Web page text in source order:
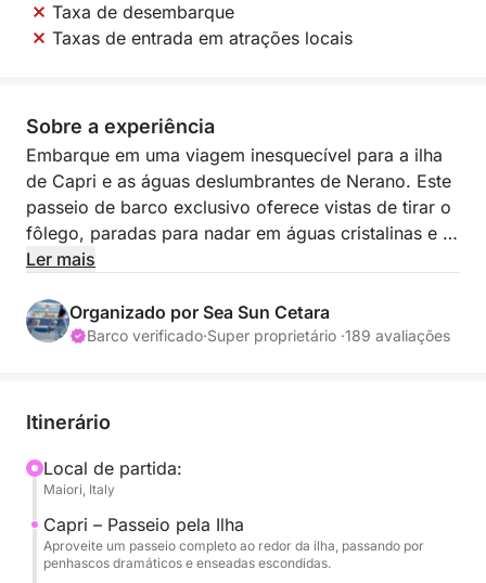
Taxa de desembarque
Taxas de entrada em atrações locais
Sobre a experiência
Embarque em uma viagem inesquecível para a ilha
de Capri e as águas deslumbrantes de Nerano. Este
passeio de barco exclusivo oferece vistas de tirar o
fôlego, paradas para nadar em águas cristalinas e a
liberdade de explorar no seu próprio ritmo. Quer
nadar sob o icônico Faraglioni ou desfrutar de um
almoço à beira-mar em Nerano, este passeio é a
litoral, absorvendo vistas espetaculares. O passeio
inclui um circuito completo pela ilha, com paradas
na Gruta Branca e na Gruta Verde — duas
maravilhas naturais com águas vibrantes, perfeitas
para fotos e natação. Você também terá a opção de
Ler mais
Organizado por Sea Sun Cetara
Barco verificado·Super proprietário ·189 avaliações
Itinerário
Local de partida:
Maiori, Italy
Capri – Passeio pela Ilha
Aproveite um passeio completo ao redor da ilha, passando por
penhascos dramáticos e enseadas escondidas.